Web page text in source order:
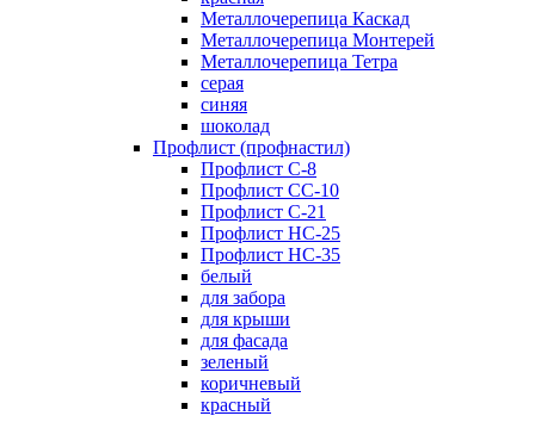
Металлочерепица Каскад
Металлочерепица Монтерей
Металлочерепица Тетра
серая
синяя
шоколад
Профлист (профнастил)
Профлист С-8
Профлист СС-10
Профлист C-21
Профлист НС-25
Профлист НС-35
белый
для забора
для крыши
для фасада
зеленый
коричневый
красный